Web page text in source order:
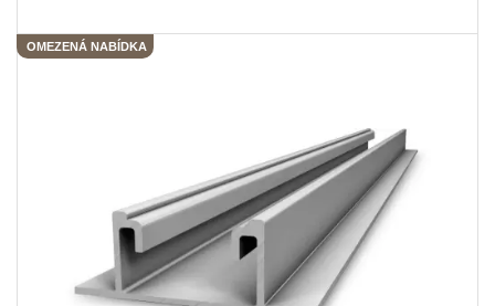
OMEZENÁ NABÍDKA